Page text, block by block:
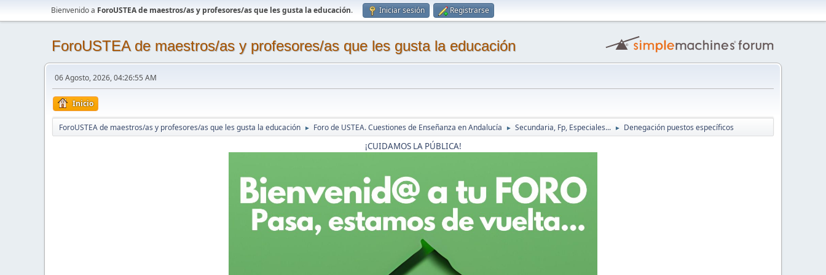
Bienvenido a ForoUSTEA de maestros/as y profesores/as que les gusta la educación. Iniciar sesión Registrarse
ForoUSTEA de maestros/as y profesores/as que les gusta la educación
06 Agosto, 2026, 04:26:55 AM
Inicio
ForoUSTEA de maestros/as y profesores/as que les gusta la educación ► Foro de USTEA. Cuestiones de Enseñanza en Andalucía ► Secundaria, Fp, Especiales... ► Denegación puestos específicos
¡CUIDAMOS LA PÚBLICA!